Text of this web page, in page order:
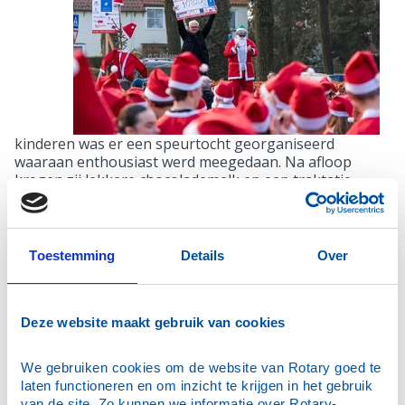
Toestemming Details Over
Deze website maakt gebruik van cookies
We gebruiken cookies om de website van Rotary goed te
laten functioneren en om inzicht te krijgen in het gebruik
kinderen was er een speurtocht georganiseerd
waaraan enthousiast werd meegedaan. Na afloop
kregen zij lekkere chocolademelk en een traktatie.
Santa Run is inmiddels een traditie geworden die hoort
bij Bennekom en de Dickens Fair.
Voor de
oudere